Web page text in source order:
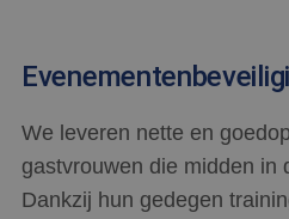
We leveren nette en
gastvrouwen die midden in
Dankzij hun gedegen